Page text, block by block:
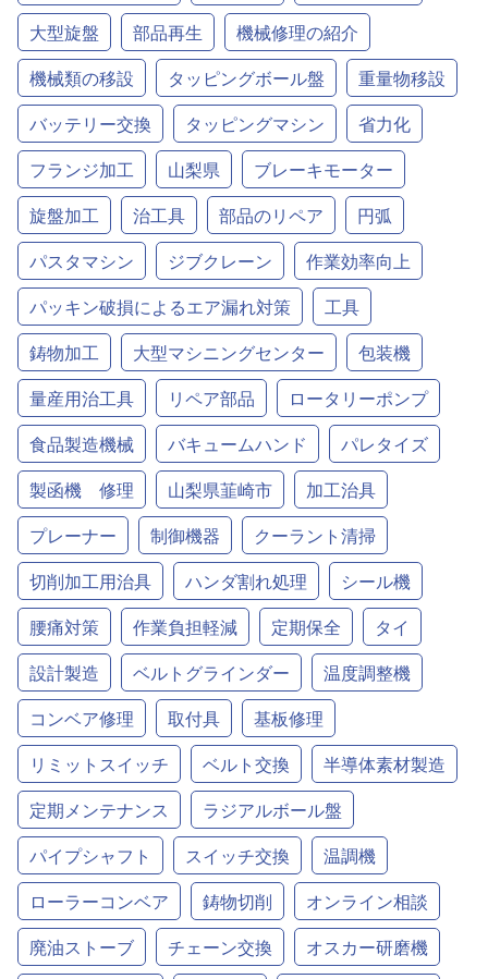
大型旋盤
部品再生
機械修理の紹介
機械類の移設
タッピングボール盤
重量物移設
バッテリー交換
タッピングマシン
省力化
フランジ加工
山梨県
ブレーキモーター
旋盤加工
治工具 部品のリペア
円弧
パスタマシン
ジブクレーン
作業効率向上
パッキン破損によるエア漏れ対策
工具
鋳物加工
大型マシニングセンター
包装機
量産用治工具
リペア部品
ロータリーポンプ
食品製造機械
バキュームハンド
パレタイズ
製函機 修理
山梨県韮崎市
加工治具
プレーナー
制御機器
クーラント清掃
切削加工用治具
ハンダ割れ処理
シール機
腰痛対策
作業負担軽減 定期保全
タイ
設計製造
ベルトグラインダー
温度調整機
コンベア修理
取付具
基板修理
リミットスイッチ
ベルト交換
半導体素材製造
定期メンテナンス
ラジアルボール盤
パイプシャフト
スイッチ交換
温調機
ローラーコンベア
鋳物切削
オンライン相談
廃油ストーブ
チェーン交換
オスカー研磨機